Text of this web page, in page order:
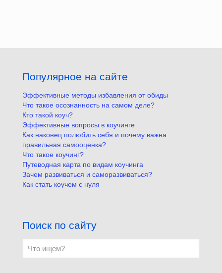
Популярное на сайте
Эффективные методы избавления от обиды
Что такое осознанность на самом деле?
Кто такой коуч?
Эффективные вопросы в коучинге
Как наконец полюбить себя и почему важна
правильная самооценка?
Что такое коучинг?
Путеводная карта по видам коучинга
Зачем развиваться и саморазвиваться?
Как стать коучем с нуля
Поиск по сайту